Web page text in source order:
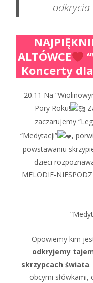
odkrycia
ALTÓWCE
Koncerty
20.11 Na
Pory Roku!
zaczarujemy
“Medytacji”
,
powstawaniu
dzieci
MELODIE-
Opowiemy kim
odkryjemy
skrzypcach świata
obcymi słówkami,